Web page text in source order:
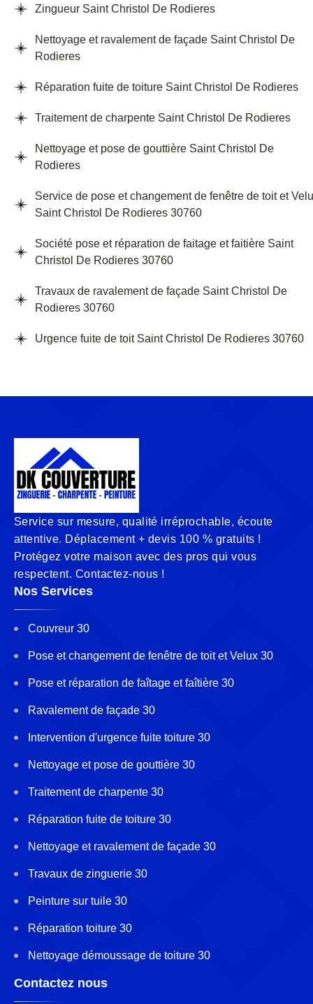
Zingueur Saint Christol De Rodieres
Nettoyage et ravalement de façade Saint Christol De
Rodieres
Réparation fuite de toiture Saint Christol De Rodieres
Traitement de charpente Saint Christol De Rodieres
Nettoyage et pose de gouttière Saint Christol De
Rodieres
Service de pose et changement de fenêtre de toit et
Saint Christol De Rodieres 30760
Société pose et réparation de faitage et faitière Saint
Christol De Rodieres 30760
Travaux de ravalement de façade Saint Christol De
Rodieres 30760
Urgence fuite de toit Saint Christol De Rodieres 30760
Service sur mesure, qualité irréprochable, écoute
attentive. Déplacement + devis 100 % gratuits !
Protégez votre maison avec des pros qui vous
respectent. Contactez-nous !
Nos Services
Couvreur 30
Pose et changement de fenêtre de toit et Velux 30
Pose et réparation de faîtage et faîtière 30
Ravalement de façade 30
Intervention d'urgence fuite toiture 30
Nettoyage et pose de gouttière 30
Traitement de charpente 30
Réparation fuite de toiture 30
Nettoyage et ravalement de façade 30
Travaux de zinguerie 30
Peinture sur tuile 30
Réparation toiture 30
Nettoyage démoussage de toiture 30
Contactez nous